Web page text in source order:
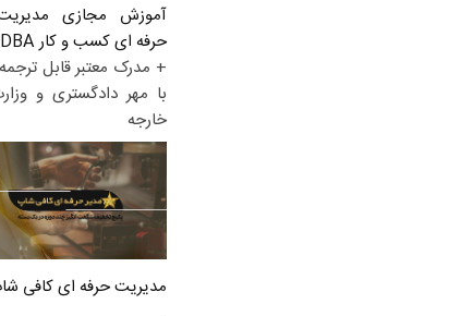
آموزش مجازی
حرفه ای کسب و کار Post DBA
+ مدرک معتبر قابل
با مهر دادگستری و
خارجه
مدیریت حرفه ای کافی